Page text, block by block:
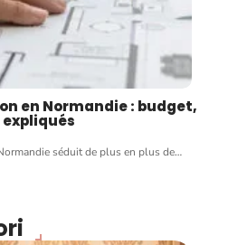
en Normandie : budget,
séduit de plus en plus de…